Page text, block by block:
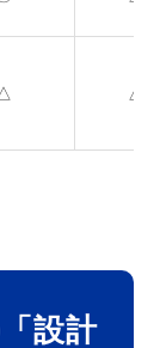
△
設計